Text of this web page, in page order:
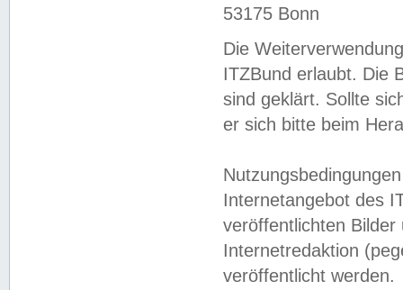
53175 Bonn
Die
ITZBund erlaubt. Die
sind geklärt. Sollte
er sich bitte beim
Internetangebot des
veröffentlichten
Internetredaktion
veröffentlicht werden.